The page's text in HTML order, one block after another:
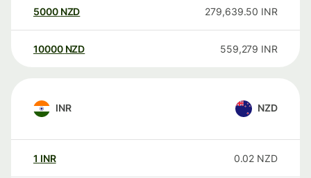
5000 NZD 279,639.50 INR
10000 NZD 559,279 INR
INR NZD
1 INR 0.02 NZD